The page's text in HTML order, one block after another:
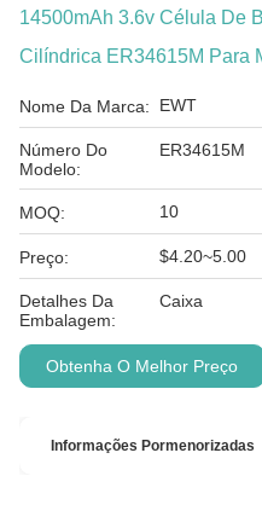
14500mAh 3.6v Célula De
Cilíndrica ER34615M Para
Nome Da Marca: EWT
Número Do
Modelo:
ER34615M
MOQ: 10
Preço: $4.20~5.00
Detalhes Da
Embalagem:
Caixa
Obtenha O Melhor Preço
Informações Pormenorizadas